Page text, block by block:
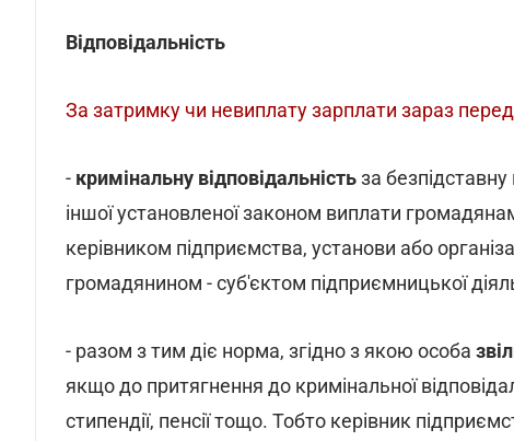
Відповідальність
За затримку чи невиплату зарплати зараз
- кримінальну відповідальністьза безпідставну
іншої установленої законом виплати
керівником підприємства, установи або
громадянином - суб'єктом підприємницької
- разом з тим діє норма, згідно з якою особа
якщо до притягнення до кримінальної
стипендії, пенсії тощо. Тобто керівник